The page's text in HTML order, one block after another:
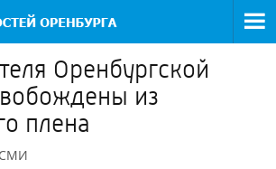
Оренбургской
из
плена
СМИ